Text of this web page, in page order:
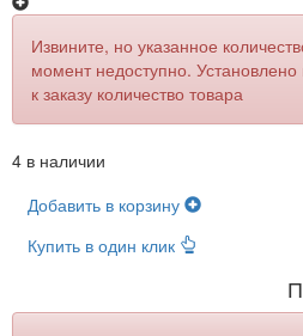
Извините, но указанное
момент недоступно.
к заказу количество товара
4 в наличии
Добавить в корзину
Купить в один клик